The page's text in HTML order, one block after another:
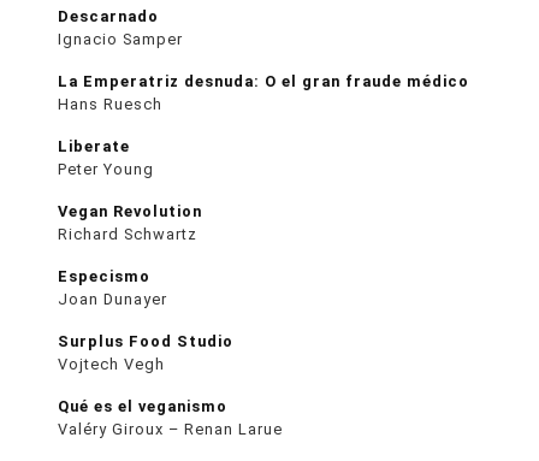
Descarnado
Ignacio Samper
La Emperatriz desnuda: O el gran fraude médico
Hans Ruesch
Liberate
Peter Young
Vegan Revolution
Richard Schwartz
Especismo
Joan Dunayer
Surplus Food Studio
Vojtech Vegh
Qué es el veganismo
Valéry Giroux – Renan Larue